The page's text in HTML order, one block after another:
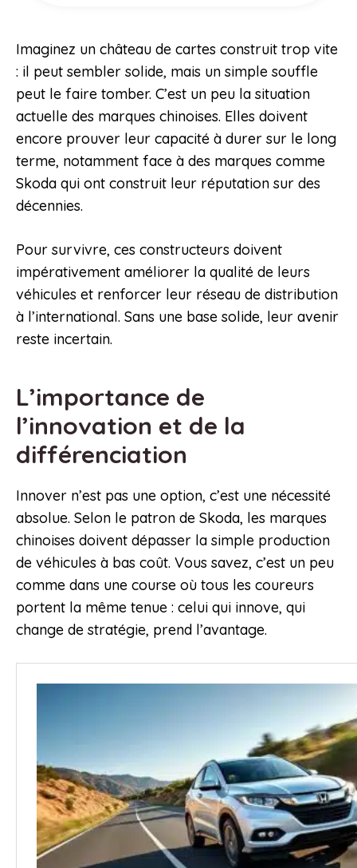
Imaginez un château de cartes construit trop vite
: il peut sembler solide, mais un simple souffle
peut le faire tomber. C’est un peu la situation
actuelle des marques chinoises. Elles doivent
encore prouver leur capacité à durer sur le long
terme, notamment face à des marques comme
Skoda qui ont construit leur réputation sur des
décennies.
Pour survivre, ces constructeurs doivent
impérativement améliorer la qualité de leurs
véhicules et renforcer leur réseau de distribution
à l’international. Sans une base solide, leur avenir
reste incertain.
L’importance de
l’innovation et de la
différenciation
Innover n’est pas une option, c’est une nécessité
absolue. Selon le patron de Skoda, les marques
chinoises doivent dépasser la simple production
de véhicules à bas coût. Vous savez, c’est un peu
comme dans une course où tous les coureurs
portent la même tenue : celui qui innove, qui
change de stratégie, prend l’avantage.